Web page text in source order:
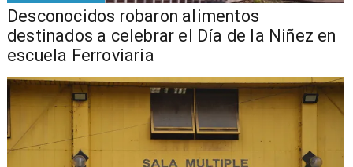
Desconocidos robaron alimentos
destinados a celebrar el Día de la Niñez en
escuela Ferroviaria